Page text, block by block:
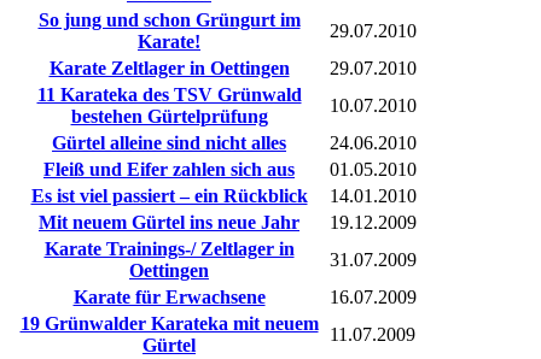
So jung und schon Grüngurt im
Karate!
29.07.2010
Karate Zeltlager in Oettingen
29.07.2010
11 Karateka des TSV Grünwald
bestehen Gürtelprüfung
10.07.2010
Gürtel alleine sind nicht alles
24.06.2010
Fleiß und Eifer zahlen sich aus
01.05.2010
Es ist viel passiert – ein Rückblick
14.01.2010
Mit neuem Gürtel ins neue Jahr
19.12.2009
Karate Trainings-/ Zeltlager in
Oettingen
31.07.2009
Karate für Erwachsene
16.07.2009
19 Grünwalder Karateka mit neuem
Gürtel
11.07.2009